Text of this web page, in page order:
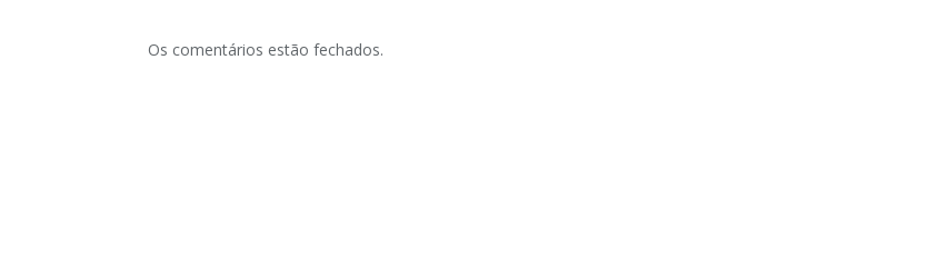
Os comentários estão fechados.